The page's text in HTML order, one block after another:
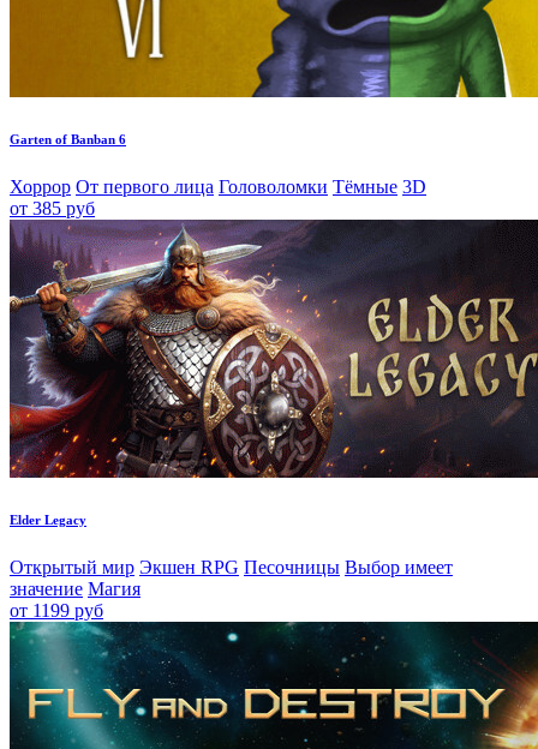
Garten of Banban 6
Хоррор От первого лица Головоломки Тёмные 3D
от 385 руб
Elder Legacy
Открытый мир Экшен RPG Песочницы Выбор имеет
значение Магия
от 1199 руб